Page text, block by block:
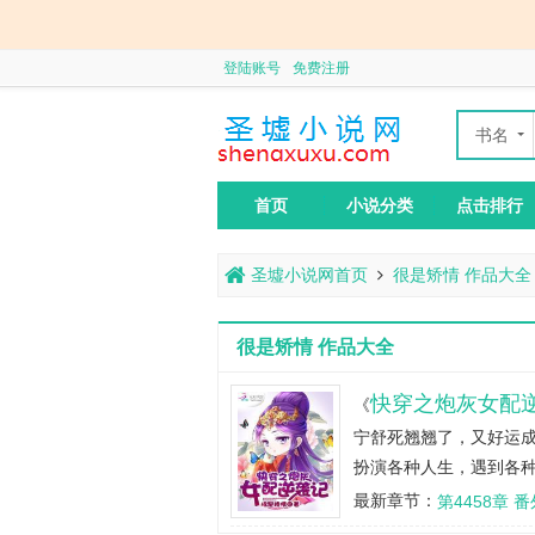
登陆账号 免费注册
书名
作者
首页
小说分类 点击排行
圣墟小说网首页 很是矫情 作品大全
很是矫情 作品大全
《快穿之炮灰女配
宁舒死翘翘了，又好运
扮演各种人生，遇到各
花，绿茶婊，心机婊，
最新章节： 第4458章 番